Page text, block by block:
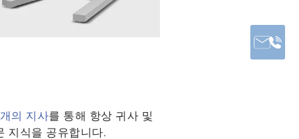
의 지사를 통해 항상 귀사 및
지식을 공유합니다.